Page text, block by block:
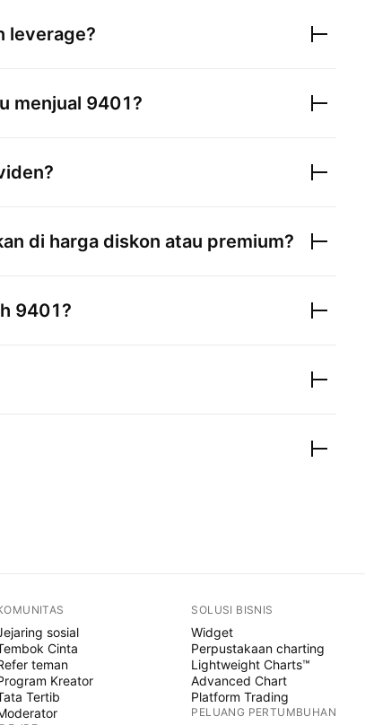
leverage?
menjual 9401?
di harga diskon atau premium?
9401?
sosial
Cinta
teman
Kreator
Tertib
SOLUSI BISNIS
Widget
Perpustakaan charting
Lightweight Charts™
Advanced Chart
Platform Trading
PELUANG PERTUMBUHAN